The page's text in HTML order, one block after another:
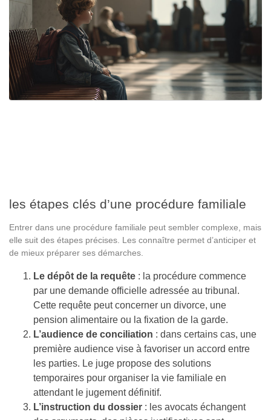
les étapes clés d’une procédure familiale
Entrer dans une procédure familiale peut sembler complexe, mais
elle suit des étapes précises. Les connaître permet d’anticiper et
de mieux préparer ses démarches.
Le dépôt de la requête : la procédure commence
par une demande officielle adressée au tribunal.
Cette requête peut concerner un divorce, une
pension alimentaire ou la fixation de la garde.
L’audience de conciliation : dans certains cas, une
première audience vise à favoriser un accord entre
les parties. Le juge propose des solutions
temporaires pour organiser la vie familiale en
attendant le jugement définitif.
L’instruction du dossier : les avocats échangent